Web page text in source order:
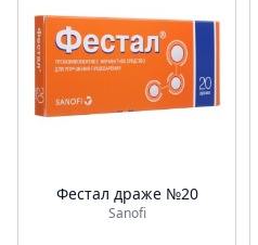
Фестал драже №20
Sanofi